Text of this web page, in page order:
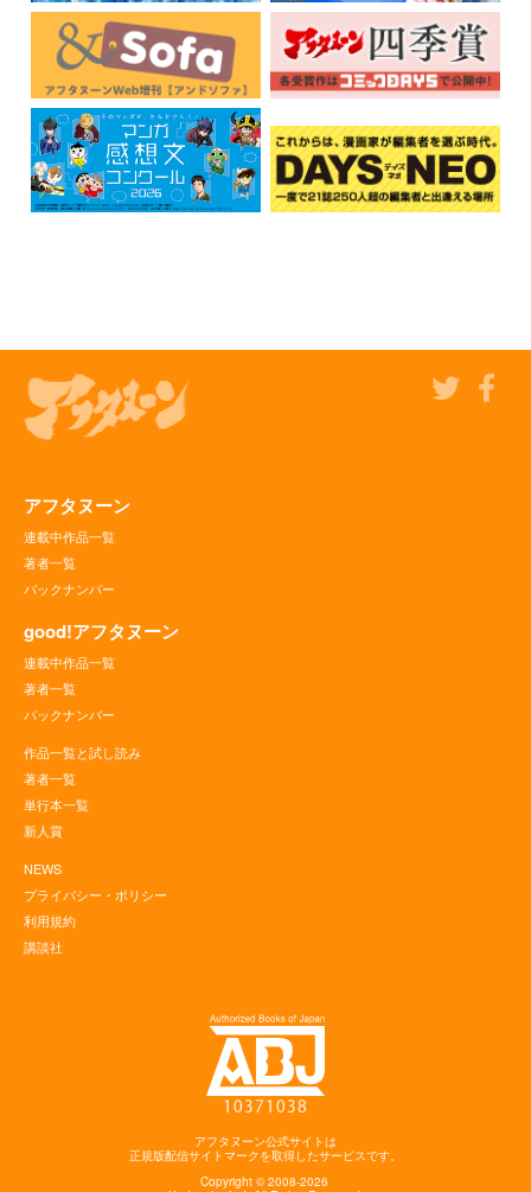
アフタヌーン
連載中作品一覧
著者一覧
バックナンバー
good!アフタヌーン
連載中作品一覧
著者一覧
バックナンバー
作品一覧と試し読み
著者一覧
単行本一覧
新人賞
NEWS
プライバシー・ポリシー
利用規約
講談社
アフタヌーン公式サイトは
正規版配信サイトマークを取得したサービスです。
Copyright © 2008-2026